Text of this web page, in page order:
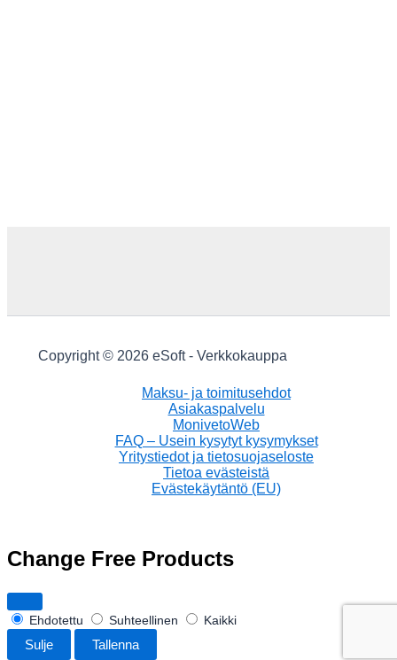
Copyright © 2026 eSoft - Verkkokauppa
Maksu- ja toimitusehdot
Asiakaspalvelu
MonivetoWeb
FAQ – Usein kysytyt kysymykset
Yritystiedot ja tietosuojaseloste
Tietoa evästeistä
Evästekäytäntö (EU)
Change Free Products
Ehdotettu Suhteellinen Kaikki
Sulje Tallenna